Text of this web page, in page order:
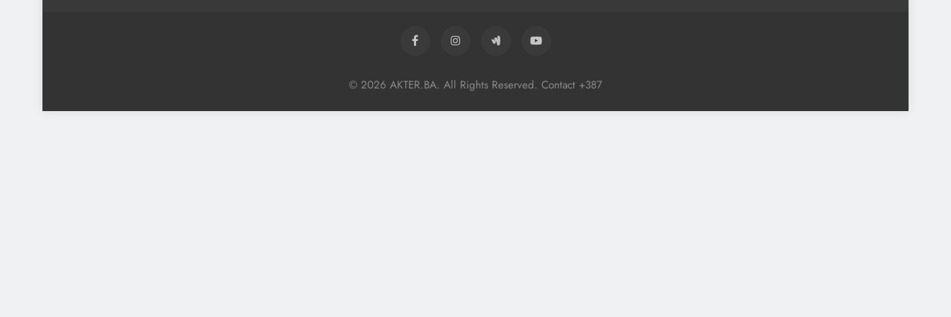
© 2026 AKTER.BA. All Rights Reserved. Contact +387